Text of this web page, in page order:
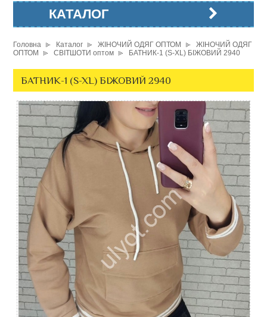
КАТАЛОГ
Головна Каталог ЖІНОЧИЙ ОДЯГ ОПТОМ
ЖІНОЧИЙ ОДЯГ
ОПТОМ
СВІТШОТИ оптом БАТНИК-1 (S-XL) БІЖОВИЙ 2940
БАТНИК-1 (S-XL) БІЖОВИЙ 2940